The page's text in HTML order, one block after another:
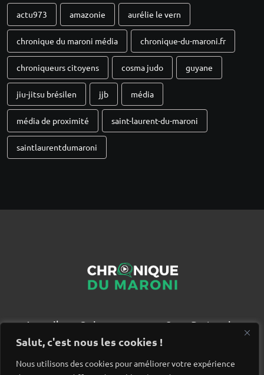
Salut, c'est nous les cookies !
Nous utilisons des cookies pour améliorer votre expérience
actu973 amazonie aurélie le vern
chronique du maroni média chronique-du-maroni.fr
chroniqueurs citoyens cosma judo guyane
jiu-jitsu brésilen jjb média
média de proximité saint-laurent-du-maroni
saintlaurentdumaroni
Accueil Qui sommes nous ?
Partenaires
Contact